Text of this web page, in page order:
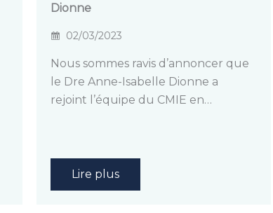
Dionne
02/03/2023
Nous sommes ravis d’annoncer que
le Dre Anne-Isabelle Dionne a
rejoint l’équipe du CMIE en…
Lire plus